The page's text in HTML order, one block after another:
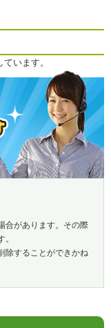
います。
合があります。その際
除することができかね